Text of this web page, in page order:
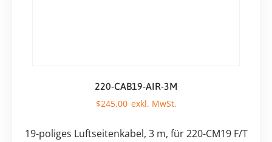
220-CAB19-AIR-3M
$245,00
19-poliges Luftseitenkabel, 3 m, für 220-CM19 F/T